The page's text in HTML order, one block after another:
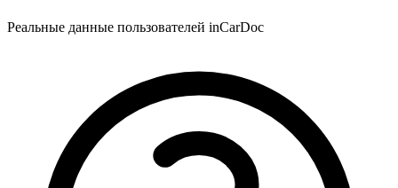
Реальные данные пользователей inCarDoc